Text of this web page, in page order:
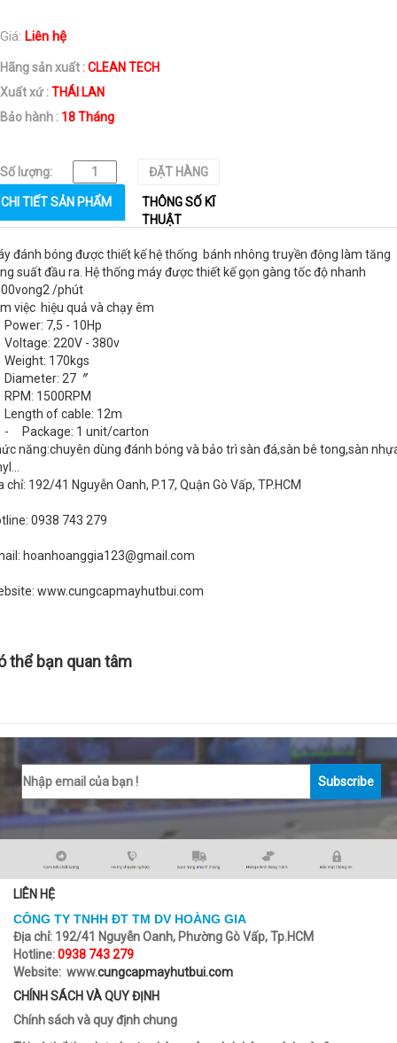
Giá: Liên hệ
Hãng sản xuất :CLEAN TECH
Xuất xứ :THÁI LAN
Bảo hành : 18 Tháng
Số lượng: ĐẶT HÀNG
CHI TIẾT SẢN PHẨM
THÔNG SỐ KĨ
THUẬT
đánh bóng được thiết kế hệ thống bánh nhông truyền động làm tăng
suất đầu ra. Hệ thống máy được thiết kế gọn gàng tốc độ nhanh
/phút
việc hiệu quả và chạy êm
7,5 - 10Hp
220V - 380v
170kgs
27〞
1500RPM
of cable: 12m
Package: 1 unit/carton
năng:chuyên dùng đánh bóng và bảo trì sàn đá,sàn bê tong,sàn
chỉ: 192/41 Nguyễn Oanh, P.17, Quận Gò Vấp, TP.HCM
0938 743 279
hoanhoanggia123@gmail.com
www.cungcapmayhutbui.com
thể bạn quan tâm
Subscribe
LIÊN HỆ
CÔNG TY TNHH ĐT TM DV HOÀNG GIA
Địa chỉ: 192/41 Nguyễn Oanh, Phường Gò Vấp, Tp.HCM
Hotline:0938 743 279
Website: www.cungcapmayhutbui.com
CHÍNH SÁCH VÀ QUY ĐỊNH
Chính sách và quy định chung